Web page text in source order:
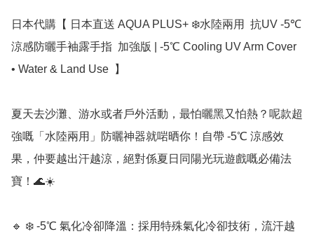
日本代購【 日本直送 AQUA PLUS+ ❄️水陸兩用  抗UV -5℃
涼感防曬手袖露手指  加強版 | -5℃ Cooling UV Arm Cover
• Water & Land Use  】
夏天去沙灘、游水或者戶外活動，最怕曬黑又怕熱？呢款超
強嘅「水陸兩用」防曬神器就啱晒你！自帶 -5℃ 涼感效
果，仲要越出汗越涼，絕對係夏日同陽光玩遊戲嘅必備法
寶！🌊☀️
🔹 ❄️ -5℃ 氣化冷卻降溫：採用特殊氣化冷卻技術，流汗越